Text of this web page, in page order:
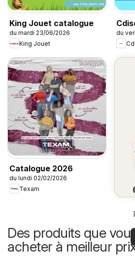
King Jouet catalogue
du mardi 23/06/2026
King Jouet
du
Catalogue 2026
du lundi 02/02/2026
Texam
Des produits que
acheter à meilleur